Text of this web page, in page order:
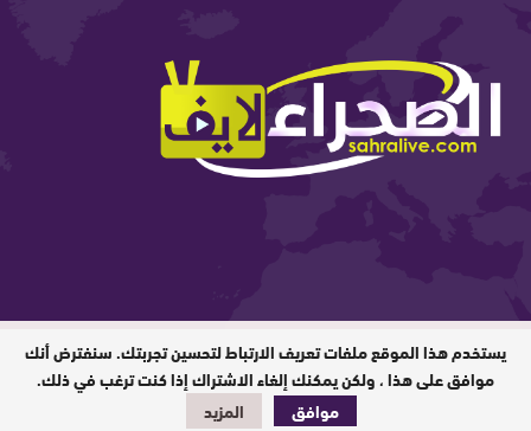
المدير المسؤول : ابيبك المحفوظ / جميع
الحقوق محفوظة © 2026
تصميم وبرمجة
يستخدم هذا الموقع ملفات تعريف الارتباط لتحسين تجربتك. سنفترض أنك
موافق على هذا ، ولكن يمكنك إلغاء الاشتراك إذا كنت ترغب في ذلك.
موافق
المزيد